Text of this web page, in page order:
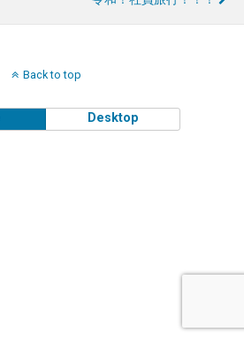
Back to top
Desktop